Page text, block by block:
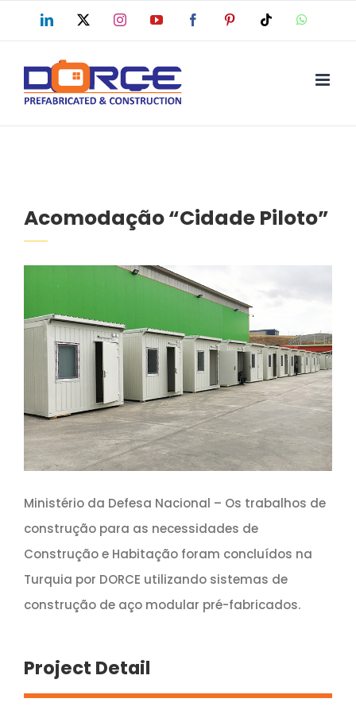
to
content
LinkedIn InstagramYouTube FacebookPinterest Tiktok
Acomodação “Cidade Piloto”
Ministério da Defesa Nacional – Os trabalhos de
construção para as necessidades de
Construção e Habitação foram concluídos na
Turquia por DORCE utilizando sistemas de
construção de aço modular pré-fabricados.
Project Detail